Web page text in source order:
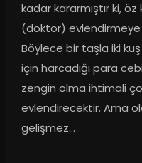
kadar kararmıştır ki,
(doktor) evlendirmeye
Böylece bir taşla iki
için harcadığı para
zengin olma ihtimali
evlendirecektir. Ama
gelişmez…